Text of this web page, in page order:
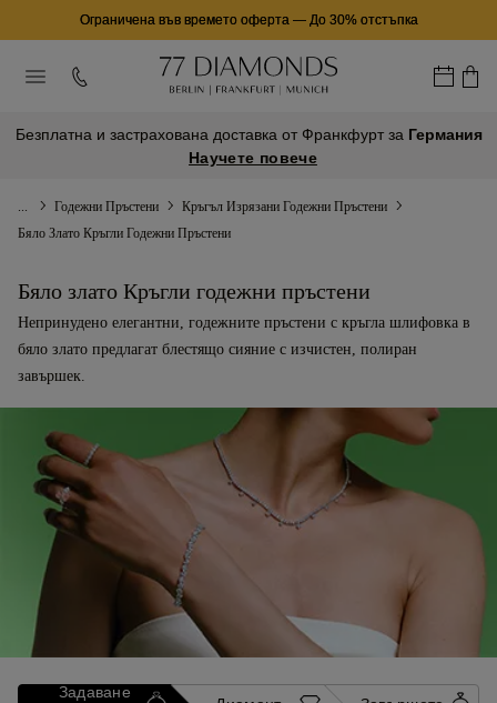
Ограничена във времето оферта— До 30% отстъпка
Безплатна и застрахована доставка от Франкфурт за Германия
Научете повече
Годежни Пръстени
Кръгъл Изрязани Годежни Пръстени
Бяло Злато Кръгли Годежни Пръстени
Бяло злато Кръгли годежни пръстени
Непринудено елегантни, годежните пръстени с кръгла шлифовка в
бяло злато предлагат блестящо сияние с изчистен, полиран
завършек.
Задаване